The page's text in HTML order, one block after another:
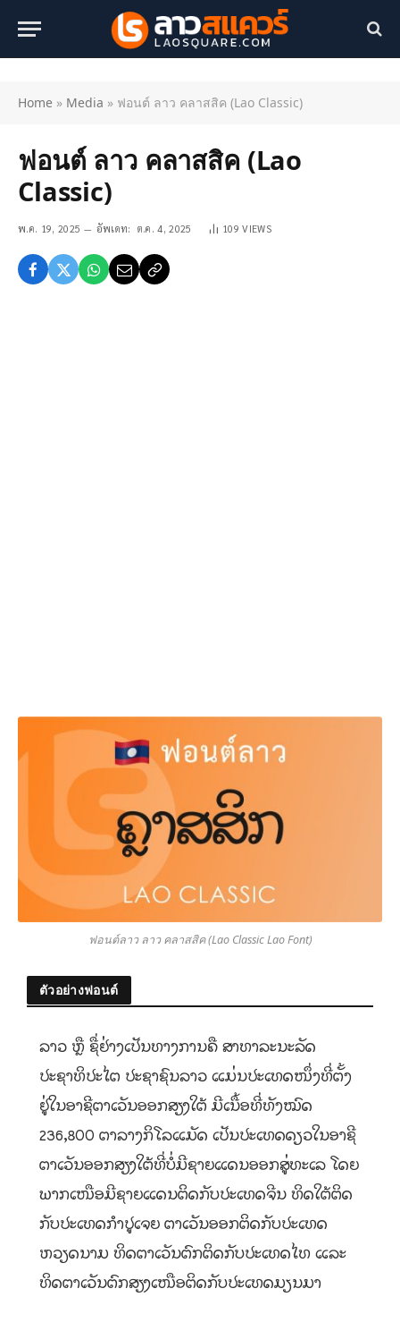
Home » Media » ฟอนต์ ลาว คลาสสิค (Lao Classic)
ฟอนต์ ลาว คลาสสิค (Lao
Classic)
พ.ค. 19, 2025 อัพเดท: ต.ค. 4, 2025 109VIEWS
ฟอนต์ลาว ลาว คลาสสิค (Lao Classic Lao Font)
ตัวอย่างฟอนต์
ລາວ ຫຼື ຊື່ຢ່າງເປັນທາງການຄື ສາທາລະນະລັດ
ປະຊາທິປະໄຕ ປະຊາຊົນລາວ ແມ່ນປະເທດໜຶ່ງທີ່ຕັ້ງ
ຢູ່ໃນອາຊີຕາເວັນອອກສຽງໃຕ້ ມີເນື້ອທີ່ທັງໝົດ
236,800 ຕາລາງກິໂລແມັດ ເປັນປະເທດດຽວໃນອາຊີ
ຕາເວັນອອກສຽງໃຕ້ທີ່ບໍ່ມີຊາຍແດນອອກສູ່ທະເລ ໂດຍ
ພາກເໜືອມີຊາຍແດນຕິດກັບປະເທດຈີນ ທິດໃຕ້ຕິດ
ກັບປະເທດກຳປູເຈຍ ຕາເວັນອອກຕິດກັບປະເທດ
ຫວຽດນາມ ທິດຕາເວັນຕົກຕິດກັບປະເທດໄທ ແລະ
ທິດຕາເວັນຕົກສຽງເໜືອຕິດກັບປະເທດມຽນມາ